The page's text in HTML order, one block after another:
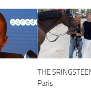
THE
Paris